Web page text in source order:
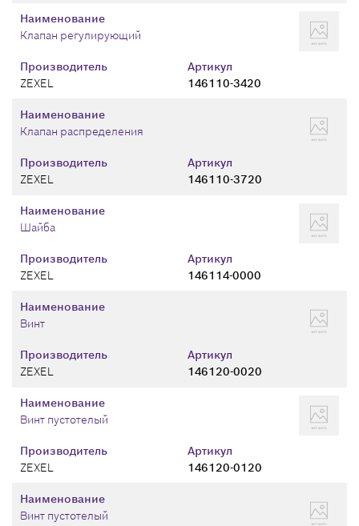
Производитель
ZEXEL
Артикул
146110-3420
Наименование
Клапан регулирующий
Производитель
ZEXEL
Артикул
146110-3720
Наименование
Клапан распределения
Производитель
ZEXEL
Артикул
146114-0000
Наименование
Шайба
Производитель
ZEXEL
Артикул
146120-0020
Наименование
Винт
Производитель
ZEXEL
Артикул
146120-0120
Наименование
Винт пустотелый
Наименование
Винт пустотелый